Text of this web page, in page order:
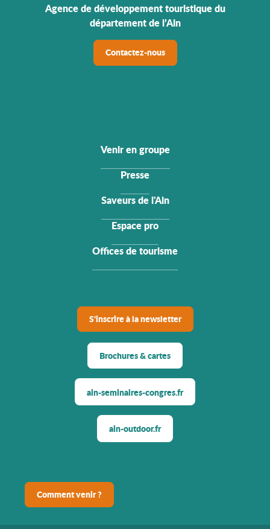
Agence de développement touristique du
département de l’Ain
Contactez-nous
Venir en groupe
Presse
Saveurs de l'Ain
Espace pro
Offices de tourisme
S'inscrire à la newsletter
Brochures & cartes
ain-seminaires-congres.fr
ain-outdoor.fr
Comment venir ?